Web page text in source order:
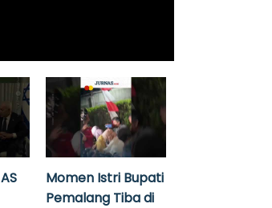
Momen Istri Bupati
Pemalang Tiba di